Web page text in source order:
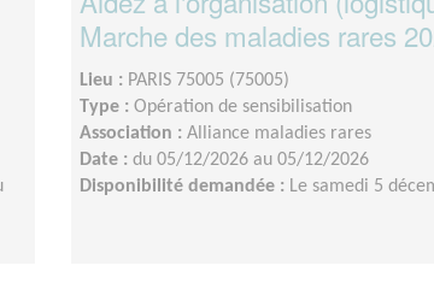
Marche des maladies rares
Lieu : PARIS 75005 (75005)
Type : Opération de sensibilisation
Association : Alliance maladies rares
Date : du 05/12/2026 au 05/12/2026
Disponibilité demandée : Le samedi 5